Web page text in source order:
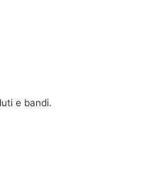
e bandi.